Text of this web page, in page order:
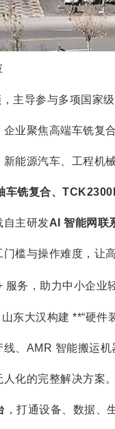
主导参与多项国家
业聚焦高端车铣复
能源汽车、工程机
铣复合、
自主研发AI 智能网联
槛与操作难度，让
服务，助力中小企业
东大汉构建 **“硬件
、AMR 智能搬运
化的完整解决方案。
，打通设备、数据、